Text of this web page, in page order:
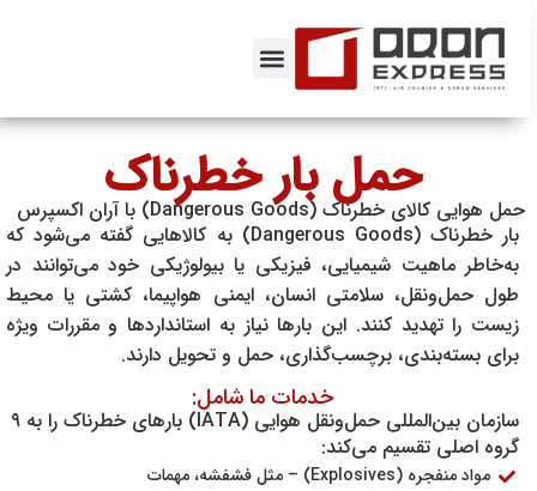
حمل بار خطرناک
حمل هوایی کالای خطرناک (Dangerous Goods) با آران اکسپرس
بار خطرناک (Dangerous Goods) به کالاهایی گفته می‌شود که
به‌خاطر ماهیت شیمیایی، فیزیکی یا بیولوژیکی خود می‌توانند در
طول حمل‌ونقل، سلامتی انسان، ایمنی هواپیما، کشتی یا محیط
زیست را تهدید کنند. این بارها نیاز به استانداردها و مقررات ویژه
برای بسته‌بندی، برچسب‌گذاری، حمل و تحویل دارند.
خدمات ما شامل:
سازمان بین‌المللی حمل‌ونقل هوایی (IATA) بارهای خطرناک را به ۹
گروه اصلی تقسیم می‌کند:
مواد منفجره (Explosives) – مثل فشفشه، مهمات